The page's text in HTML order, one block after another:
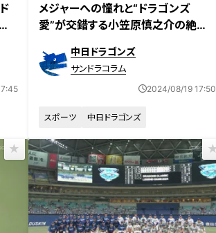
メジャーへの憧れと“ドラゴンズ
愛”が交錯する小笠原慎之介の絶対
にいたい」中日ドラゴンズ
サンドラコラム
2024/08/19 17:50
スポーツ 中日ドラゴンズ